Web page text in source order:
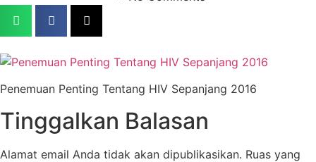
Penemuan Penting Tentang HIV Sepanjang 2016
Tinggalkan Balasan
Alamat email Anda tidak akan dipublikasikan. Ruas yang